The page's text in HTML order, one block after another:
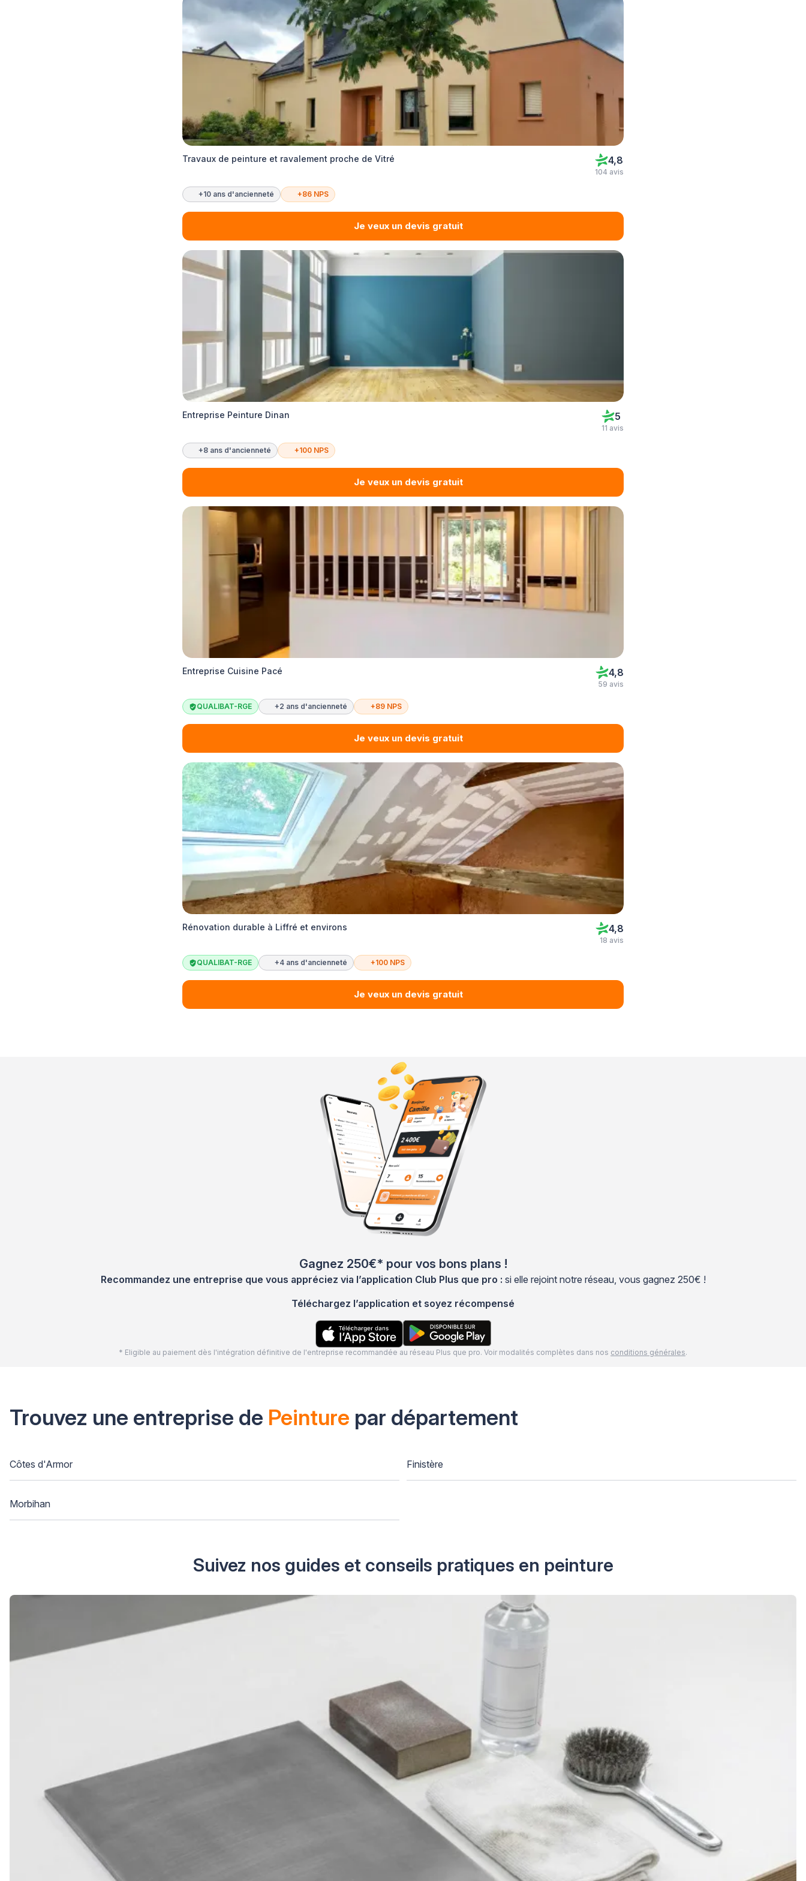
Travaux de peinture et ravalement proche de Vitré 4,8
104 avis
+10 ans d'ancienneté +86 NPS
Je veux un devis gratuit
Entreprise Peinture Dinan 5
11 avis
+8 ans d'ancienneté +100 NPS
Je veux un devis gratuit
Entreprise Cuisine Pacé 4,8
59 avis
QUALIBAT-RGE +2 ans d'ancienneté +89 NPS
Je veux un devis gratuit
Rénovation durable à Liffré et environs 4,8
18 avis
QUALIBAT-RGE +4 ans d'ancienneté +100 NPS
Je veux un devis gratuit
Gagnez 250€* pour vos bons plans !
Recommandez une entreprise que vous appréciez via l’application Club Plus que pro : si elle rejoint notre réseau, vous gagnez 250€ !
Téléchargez l’application et soyez récompensé
* Eligible au paiement dès l'intégration définitive de l'entreprise recommandée au réseau Plus que pro. Voir modalités complètes dans nos conditions générales.
Trouvez une entreprise de Peinture par département
Côtes d'Armor Finistère
Morbihan
Suivez nos guides et conseils pratiques en peinture